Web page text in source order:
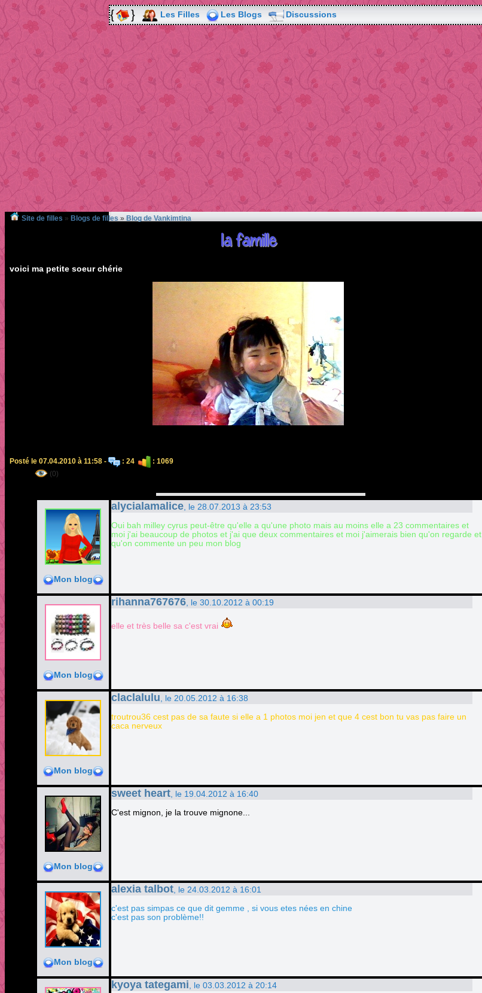
Les Filles Les Blogs Discussions
Site de filles » Blogs de filles » Blog de Vankimtina
la famille
voici ma petite soeur chérie
Posté le 07.04.2010 à 11:58 - : 24
: 1069
(0)
Mon blog
alycialamalice , le 28.07.2013 à 23:53
Oui bah milley cyrus peut-être qu'elle a qu'une photo mais au moins elle a 23 commentaires et
moi j'ai beaucoup de photos et j'ai que deux commentaires et moi j'aimerais bien qu'on regarde et
qu'on commente un peu mon blog
Mon blog
rihanna767676 , le 30.10.2012 à 00:19
elle et très belle sa c'est vrai
Mon blog
claclalulu , le 20.05.2012 à 16:38
troutrou36 cest pas de sa faute si elle a 1 photos moi jen et que 4 cest bon tu vas pas faire un
caca nerveux
Mon blog
sweet heart , le 19.04.2012 à 16:40
C'est mignon, je la trouve mignone...
Mon blog
alexia talbot , le 24.03.2012 à 16:01
c'est pas simpas ce que dit gemme , si vous etes nées en chine
c'est pas son problème!!
kyoya tategami , le 03.03.2012 à 20:14